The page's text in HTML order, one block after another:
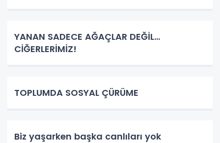
YANAN SADECE AĞAÇLAR DEĞİL…
CİĞERLERİMİZ!
TOPLUMDA SOSYAL ÇÜRÜME
Biz yaşarken başka canlıları yok